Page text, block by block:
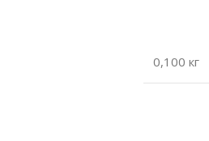
0,100 кг